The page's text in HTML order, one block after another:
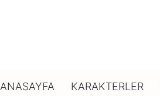
ANASAYFA KARAKTERLER